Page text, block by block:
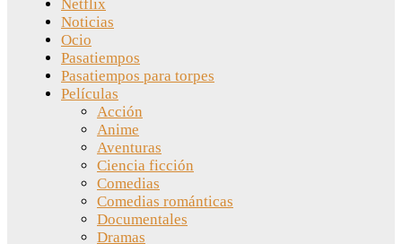
Netflix
Noticias
Ocio
Pasatiempos
Pasatiempos para torpes
Películas
Acción
Anime
Aventuras
Ciencia ficción
Comedias
Comedias románticas
Documentales
Dramas